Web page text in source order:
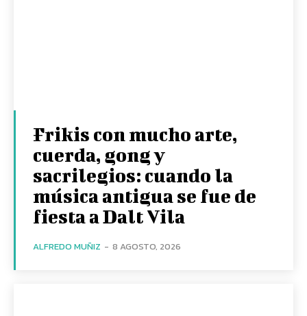
Frikis con mucho arte,
cuerda, gong y
sacrilegios: cuando la
música antigua se fue de
fiesta a Dalt Vila
ALFREDO MUÑIZ - 8 AGOSTO, 2026